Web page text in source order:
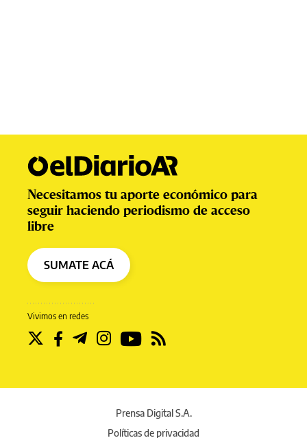
Vivimos en redes
Necesitamos tu aporte económico para
seguir haciendo periodismo de acceso
libre
SUMATE ACÁ
Prensa Digital S.A.
Políticas de privacidad